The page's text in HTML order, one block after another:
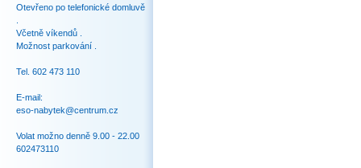
Otevřeno po telefonické domluvě
Včetně víkendů .
Možnost parkování .
Tel. 602 473 110
E-mail:
eso-nabytek@centrum.cz
Volat možno denně 9.00 - 22.00
602473110